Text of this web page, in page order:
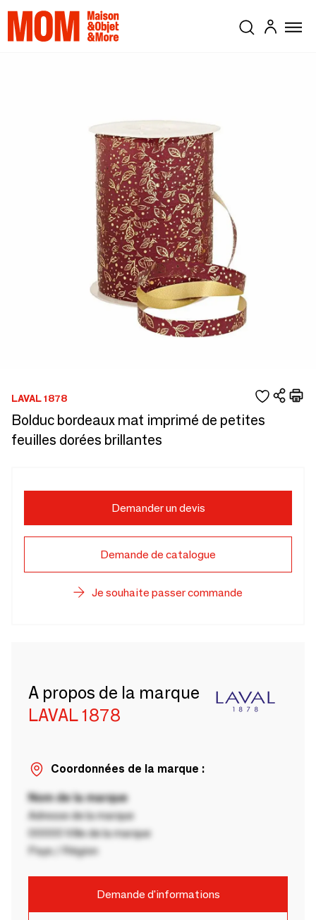
LAVAL 1878
Bolduc bordeaux mat imprimé de petites
feuilles dorées brillantes
Demander un devis
Demande de catalogue
Je souhaite passer commande
A propos de la marque
LAVAL 1878
Coordonnées de la marque :
Nom de la marque
Adresse de la marque
00000 Ville de la marque
Pays / Région
Demande d'informations